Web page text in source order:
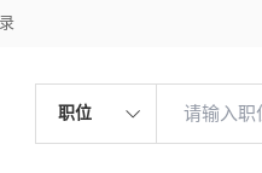
职位